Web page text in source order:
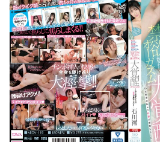
【画像】 釘崎野薔薇がチクニーで気持
【二次エ□】 機械姦・機械プレイH画像